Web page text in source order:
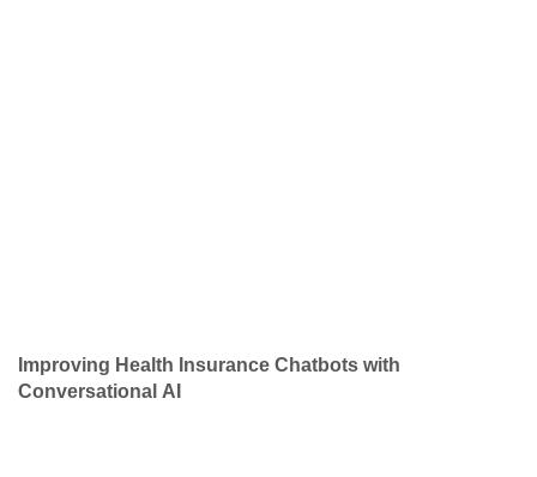
Improving Health Insurance Chatbots with
Conversational AI